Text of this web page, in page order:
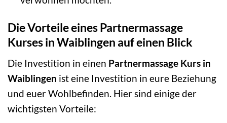
Die Vorteile eines Partnermassage
Kurses in Waiblingen auf einen Blick
Die Investition in einen Partnermassage Kurs in
Waiblingen ist eine Investition in eure Beziehung
und euer Wohlbefinden. Hier sind einige der
wichtigsten Vorteile: